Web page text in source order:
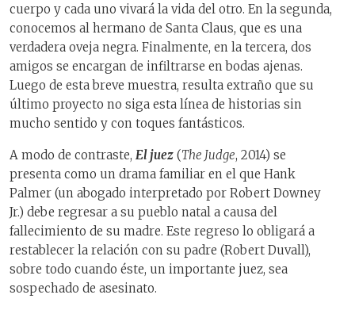
cuerpo y cada uno vivará la vida del otro. En la segunda,
conocemos al hermano de Santa Claus, que es una
verdadera oveja negra. Finalmente, en la tercera, dos
amigos se encargan de infiltrarse en bodas ajenas.
Luego de esta breve muestra, resulta extraño que su
último proyecto no siga esta línea de historias sin
mucho sentido y con toques fantásticos.
A modo de contraste, El juez (The Judge, 2014) se
presenta como un drama familiar en el que Hank
Palmer (un abogado interpretado por Robert Downey
Jr.) debe regresar a su pueblo natal a causa del
fallecimiento de su madre. Este regreso lo obligará a
restablecer la relación con su padre (Robert Duvall),
sobre todo cuando éste, un importante juez, sea
sospechado de asesinato.